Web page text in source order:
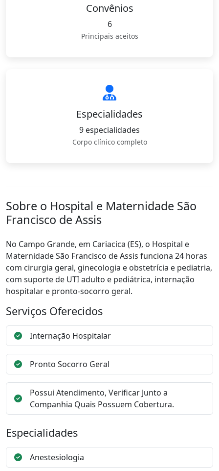
Convênios
6
Principais aceitos
Especialidades
9 especialidades
Corpo clínico completo
Sobre o Hospital e Maternidade São
Francisco de Assis
No Campo Grande, em Cariacica (ES), o Hospital e
Maternidade São Francisco de Assis funciona 24 horas
com cirurgia geral, ginecologia e obstetrícia e pediatria,
com suporte de UTI adulto e pediátrica, internação
hospitalar e pronto-socorro geral.
Serviços Oferecidos
Internação Hospitalar
Pronto Socorro Geral
Possui Atendimento, Verificar Junto a
Companhia Quais Possuem Cobertura.
Especialidades
Anestesiologia